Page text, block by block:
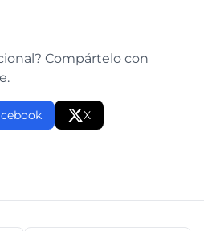
Compártelo con
X